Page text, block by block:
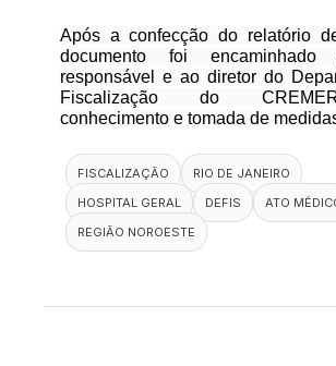
Após a confecção do relatório
documento foi
responsável e ao diretor do
Fiscalização do
conhecimento e tomada de
FISCALIZAÇÃO
RIO DE JANEIRO
HOSPITAL GERAL
DEFIS
ATO
REGIÃO NOROESTE